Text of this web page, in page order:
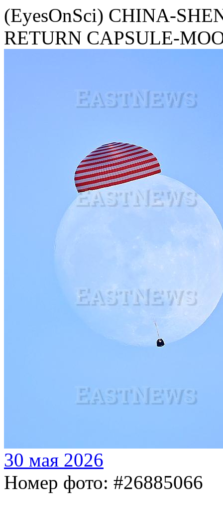
(EyesOnSci) CHINA-
RETURN CAPSULE-
30 мая 2026
Номер фото: #26885066